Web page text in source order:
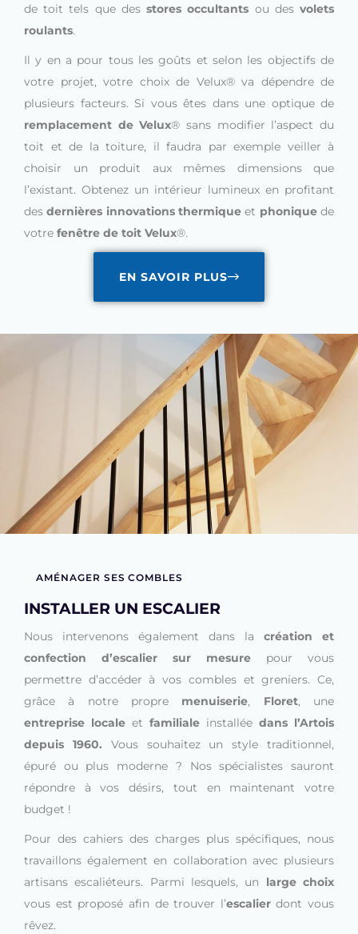
de toit tels que desstores occultants ou desvolets
roulants.
Il y en a pour tous les goûts et selon les objectifs de
votre projet, votre choix de Velux® va dépendre de
plusieurs facteurs. Si vous êtes dans une optique de
remplacement de Velux® sans modifier l’aspect du
toit et de la toiture, il faudra par exemple veiller à
choisir un produit aux mêmes dimensions que
l’existant. Obtenez un intérieur lumineux en profitant
desdernières innovations thermique et phoniquede
votre fenêtre de toit Velux®.
EN SAVOIR PLUS
AMÉNAGER SES COMBLES
INSTALLER UN ESCALIER
Nous intervenons également dans la création et
confection d’escalier sur mesure pour vous
permettre d’accéder à vos combles et greniers. Ce,
grâce à notre propre menuiserie, Floret, une
entreprise locale et familiale installée dans l’Artois
depuis 1960. Vous souhaitez un style traditionnel,
épuré ou plus moderne ? Nos spécialistes sauront
répondre à vos désirs, tout en maintenant votre
budget !
Pour des cahiers des charges plus spécifiques, nous
travaillons également en collaboration avec plusieurs
artisans escaliéteurs. Parmi lesquels, un large choix
vous est proposé afin de trouver l’escalierdont vous
rêvez.